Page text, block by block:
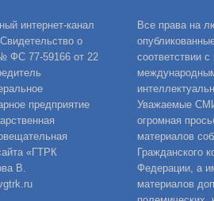
интернет-канал
о
ФС 77-59166 от 22
предприятие
«ГТРК
В.
Все права на
соответствии
Уважаемые
огромная
материалов
Гражданского
Федерации, а
материалов